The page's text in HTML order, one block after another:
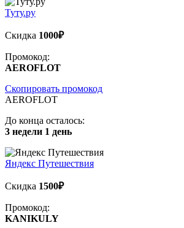
Туту.ру
Скидка 1000₽
Промокод:
AEROFLOT
Скопировать промокод
AEROFLOT
До конца осталось:
3 недели 1 день
Яндекс Путешествия
Скидка 1500₽
Промокод:
KANIKULY